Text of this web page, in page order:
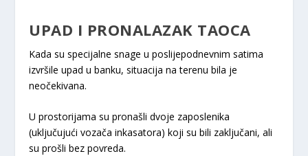
UPAD I PRONALAZAK TAOCA
Kada su specijalne snage u poslijepodnevnim satima
izvršile upad u banku, situacija na terenu bila je
neočekivana.
U prostorijama su pronašli dvoje zaposlenika
(uključujući vozača inkasatora) koji su bili zaključani, ali
su prošli bez povreda.